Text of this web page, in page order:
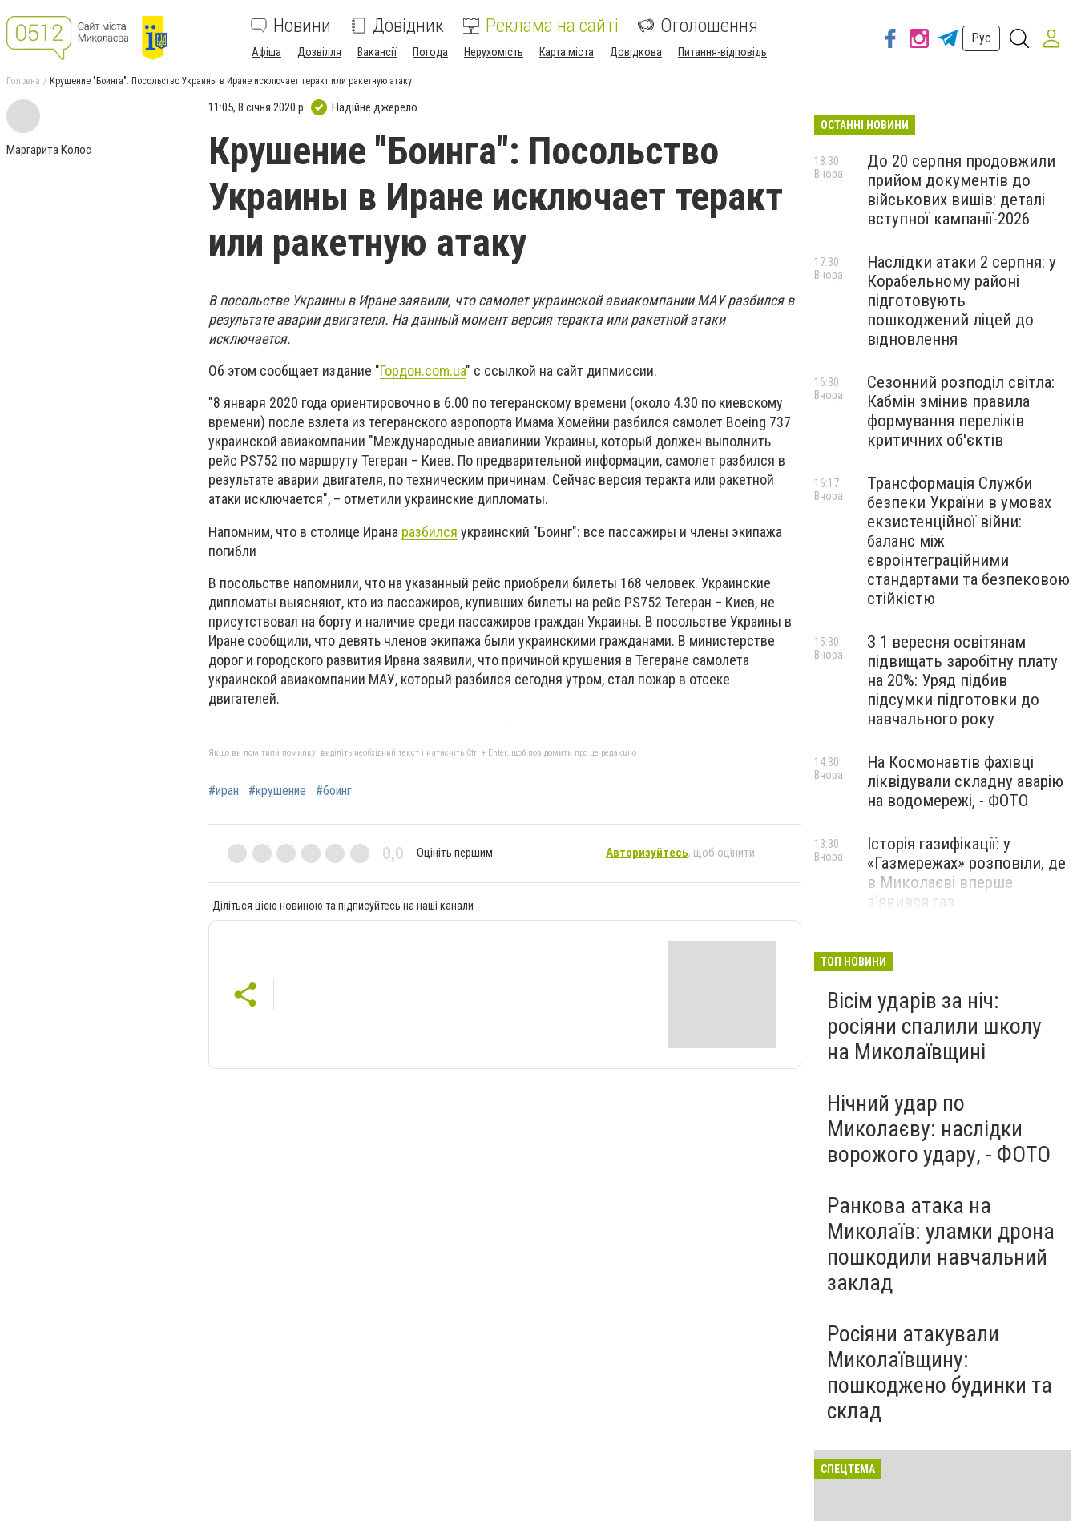
Новини Довідник Реклама на сайті Оголошення
Афіша Дозвілля Вакансії Погода Нерухомість Карта міста Довідкова Питання-відповідь
Рус
Головна Крушение "Боинга": Посольство Украины в Иране исключает теракт или ракетную атаку
Маргарита Колос
11:05, 8 січня 2020 р. Надійне джерело
Крушение "Боинга": Посольство
Украины в Иране исключает теракт
или ракетную атаку
В посольстве Украины в Иране заявили, что самолет украинской авиакомпании МАУ разбился в
результате аварии двигателя. На данный момент версия теракта или ракетной атаки
исключается.
Об этом сообщает издание "Гордон.com.ua" с ссылкой на сайт дипмиссии.
"8 января 2020 года ориентировочно в 6.00 по тегеранскому времени (около 4.30 по киевскому
времени) после взлета из тегеранского аэропорта Имама Хомейни разбился самолет Boeing 737
украинской авиакомпании "Международные авиалинии Украины, который должен выполнить
рейс PS752 по маршруту Тегеран – Киев. По предварительной информации, самолет разбился в
результате аварии двигателя, по техническим причинам. Сейчас версия теракта или ракетной
атаки исключается", – отметили украинские дипломаты.
Напомним, что в столице Ирана разбился украинский "Боинг": все пассажиры и члены экипажа
погибли
В посольстве напомнили, что на указанный рейс приобрели билеты 168 человек. Украинские
дипломаты выясняют, кто из пассажиров, купивших билеты на рейс PS752 Тегеран – Киев, не
присутствовал на борту и наличие среди пассажиров граждан Украины. В посольстве Украины в
Иране сообщили, что девять членов экипажа были украинскими гражданами. В министерстве
дорог и городского развития Ирана заявили, что причиной крушения в Тегеране самолета
украинской авиакомпании МАУ, который разбился сегодня утром, стал пожар в отсеке
двигателей.
Якщо ви помітили помилку, виділіть необхідний текст і натисніть Ctrl + Enter, щоб повідомити про це редакцію
#иран #крушение #боинг
0,0 Оцініть першим Авторизуйтесь, щоб оцінити
Діліться цією новиною та підписуйтесь на наші канали
ОСТАННІ НОВИНИ
До 20 серпня продовжили
прийом документів до
військових вишів: деталі
вступної кампанії-2026
18:30
Вчора
Наслідки атаки 2 серпня: у
Корабельному районі
підготовують
пошкоджений ліцей до
відновлення
17:30
Вчора
Сезонний розподіл світла:
Кабмін змінив правила
формування переліків
критичних об'єктів
16:30
Вчора
Трансформація Служби
безпеки України в умовах
екзистенційної війни:
баланс між
євроінтеграційними
стандартами та безпековою
стійкістю
16:17
Вчора
З 1 вересня освітянам
підвищать заробітну плату
на 20%: Уряд підбив
підсумки підготовки до
навчального року
15:30
Вчора
На Космонавтів фахівці
ліквідували складну аварію
на водомережі, - ФОТО
14:30
Вчора
Історія газифікації: у
«Газмережах» розповіли, де
в Миколаєві вперше
з'явився газ
13:30
Вчора
Миколаєві 2026: шукаємо
перезавантаження
ПАРТНЕРСЬКИЙ СПЕЦПРОЄКТ
Вчора
ТОП НОВИНИ
Вісім ударів за ніч:
росіяни спалили школу
на Миколаївщині
Нічний удар по
Миколаєву: наслідки
ворожого удару, - ФОТО
Ранкова атака на
Миколаїв: уламки дрона
пошкодили навчальний
заклад
Росіяни атакували
Миколаївщину:
пошкоджено будинки та
склад
СПЕЦТЕМА